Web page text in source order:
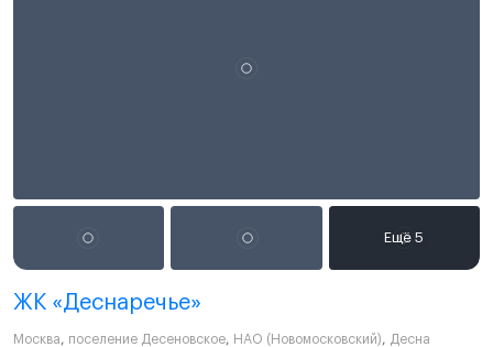
ЖК «Деснаречье»
Москва, поселение Десеновское, НАО (Новомосковский), Десна